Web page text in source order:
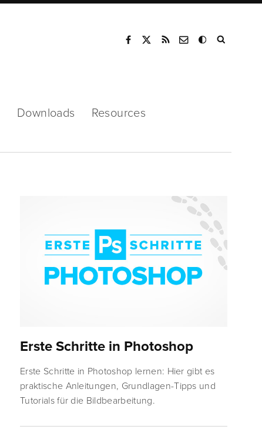
Downloads Resources
Erste Schritte in Photoshop
Erste Schritte in Photoshop lernen: Hier gibt es
praktische Anleitungen, Grundlagen-Tipps und
Tutorials für die Bildbearbeitung.